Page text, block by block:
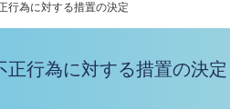
行為に対する措置の決定
行為に対する措置の決定